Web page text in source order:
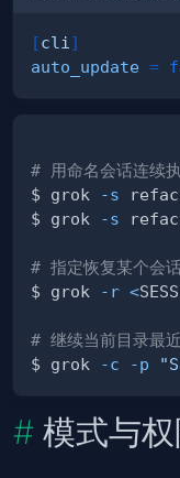
[cli ]
auto_update =
# 用命名会话连续
$ grok
-s
$ grok
-s
# 指定恢复某个会
$ grok
-r <
# 继续当前目录最
$ grok
-c -p
模式与权